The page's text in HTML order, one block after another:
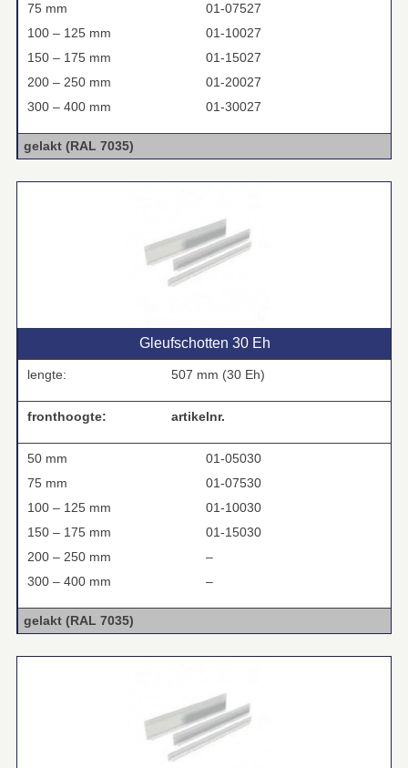
75 mm
01-07527
100 – 125 mm
01-10027
150 – 175 mm
01-15027
200 – 250 mm
01-20027
300 – 400 mm
01-30027
gelakt (RAL 7035)
Gleufschotten 30 Eh
lengte: 507 mm (30 Eh)
fronthoogte: artikelnr.
50 mm
01-05030
75 mm
01-07530
100 – 125 mm
01-10030
150 – 175 mm
01-15030
200 – 250 mm
–
300 – 400 mm
–
gelakt (RAL 7035)